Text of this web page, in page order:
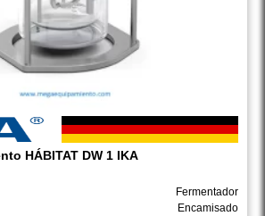
HÁBITAT DW 1 IKA
Fermentador
Encamisado